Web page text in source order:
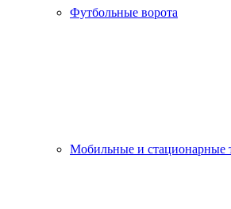
Футбольные ворота
Мобильные и стационарные